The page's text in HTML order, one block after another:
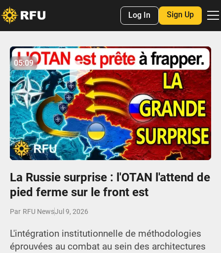
Log In Sign Up
Play
05:09
Mute Settings
Enter
No items found.
05:09
La Russie surprise : l'OTAN l'attend de
pied ferme sur le front est
Par RFU NewsJul 9, 2026
L'intégration institutionnelle de méthodologies
éprouvées au combat au sein des architectures